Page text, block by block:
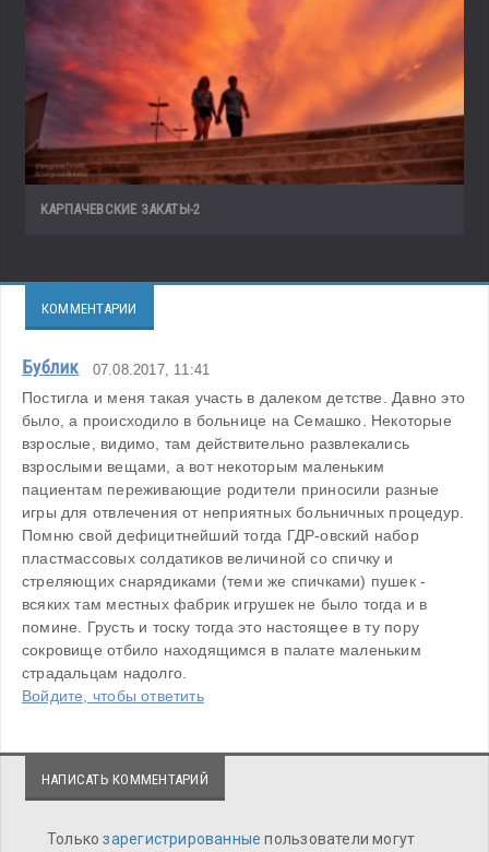
КАРПАЧЕВСКИЕ ЗАКАТЫ-2
КОММЕНТАРИИ
Бублик 07.08.2017, 11:41
Постигла и меня такая участь в далеком детстве. Давно это
было, а происходило в больнице на Семашко. Некоторые
взрослые, видимо, там действительно развлекались
взрослыми вещами, а вот некоторым маленьким
пациентам переживающие родители приносили разные
игры для отвлечения от неприятных больничных процедур.
Помню свой дефицитнейший тогда ГДР-овский набор
пластмассовых солдатиков величиной со спичку и
стреляющих снарядиками (теми же спичками) пушек -
всяких там местных фабрик игрушек не было тогда и в
помине. Грусть и тоску тогда это настоящее в ту пору
сокровище отбило находящимся в палате маленьким
страдальцам надолго.
Войдите, чтобы ответить
НАПИСАТЬ КОММЕНТАРИЙ
Толькозарегистрированныепользователи могут